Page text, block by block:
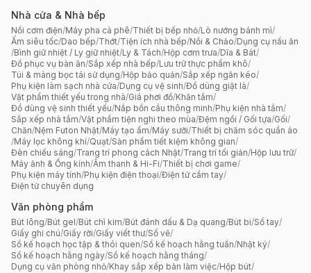
Nhà cửa & Nhà bếp
Nồi cơm điện/Máy pha cà phê/Thiết bị bếp nhỏ/Lò nướng bánh mì/
Ấm siêu tốc/Dao bếp/Thớt/Tiện ích nhà bếp/Nồi & Chảo/Dụng cụ nấu ăn
/Bình giữ nhiệt / Ly giữ nhiệt/Ly & Tách/Hộp cơm trưa/Dĩa & Bát/
Đồ phục vụ bàn ăn/Sắp xếp nhà bếp/Lưu trữ thực phẩm khô/
Túi & màng bọc tái sử dụng/Hộp bảo quản/Sắp xếp ngăn kéo/
Phụ kiện làm sạch nhà cửa/Dụng cụ vệ sinh/Đồ dùng giặt là/
Vật phẩm thiết yếu trong nhà/Giá phơi đồ/Khăn tắm/
Đồ dùng vệ sinh thiết yếu/Nắp bồn cầu thông minh/Phụ kiện nhà tắm/
Sắp xếp nhà tắm/Vật phẩm tiện nghi theo mùa/Đệm ngồi / Gối tựa/Gối/
Chăn/Nệm Futon Nhật/Máy tạo ẩm/Máy sưởi/Thiết bị chăm sóc quần áo
/Máy lọc không khí/Quạt/Sản phẩm tiết kiệm không gian/
Đèn chiếu sáng/Trang trí phong cách Nhật/Trang trí tối giản/Hộp lưu trữ/
Máy ảnh & Ống kính/Âm thanh & Hi-Fi/Thiết bị chơi game/
Phụ kiện máy tính/Phụ kiện điện thoại/Điện tử cầm tay/
Điện tử chuyên dụng
Văn phòng phẩm
Bút lông/Bút gel/Bút chì kim/Bút đánh dấu & Dạ quang/Bút bi/Sổ tay/
Giấy ghi chú/Giấy rời/Giấy viết thư/Sổ vẽ/
Sổ kế hoạch học tập & thói quen/Sổ kế hoạch hằng tuần/Nhật ký/
Sổ kế hoạch hằng ngày/Sổ kế hoạch hằng tháng/
Dụng cụ văn phòng nhỏ/Khay sắp xếp bàn làm việc/Hộp bút/